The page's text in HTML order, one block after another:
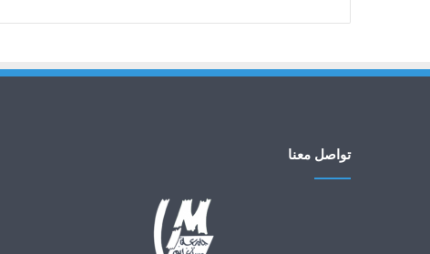
تواصل معنا